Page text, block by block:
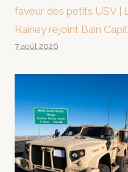
faveur des petits USV |
Rainey rejoint Bain
7 août 2026